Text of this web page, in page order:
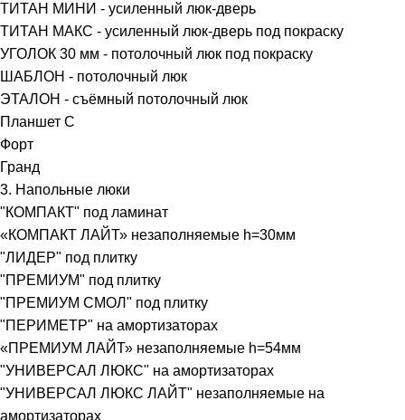
ТИТАН МИНИ - усиленный люк-дверь
ТИТАН МАКС - усиленный люк-дверь под покраску
УГОЛОК 30 мм - потолочный люк под покраску
ШАБЛОН - потолочный люк
ЭТАЛОН - съёмный потолочный люк
Планшет С
Форт
Гранд
3. Напольные люки
"КОМПАКТ" под ламинат
«КОМПАКТ ЛАЙТ» незаполняемые h=30мм
"ЛИДЕР" под плитку
"ПРЕМИУМ" под плитку
"ПРЕМИУМ СМОЛ" под плитку
"ПЕРИМЕТР" на амортизаторах
«ПРЕМИУМ ЛАЙТ» незаполняемые h=54мм
"УНИВЕРСАЛ ЛЮКС" на амортизаторах
"УНИВЕРСАЛ ЛЮКС ЛАЙТ" незаполняемые на
амортизаторах